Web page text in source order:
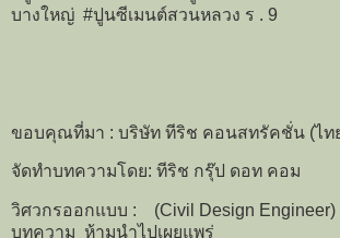
บางใหญ่ #ปูนซีเมนต์สวนหลวง ร . 9
ขอบคุณที่มา : บริษัท ทีริช คอนสทรัคชั่น (ไท
จัดทำบทความโดย: ทีริช กรุ๊ป ดอท คอม
วิศวกรออกแบบ : (Civil Design
บทความ ห้ามนำไปเผยแพร่